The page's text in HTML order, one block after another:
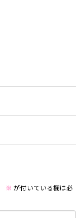
※ が付いている欄は必